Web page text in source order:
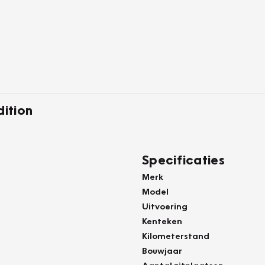
Specificaties
Merk
Model
Uitvoering
Kenteken
Kilometerstand
Bouwjaar